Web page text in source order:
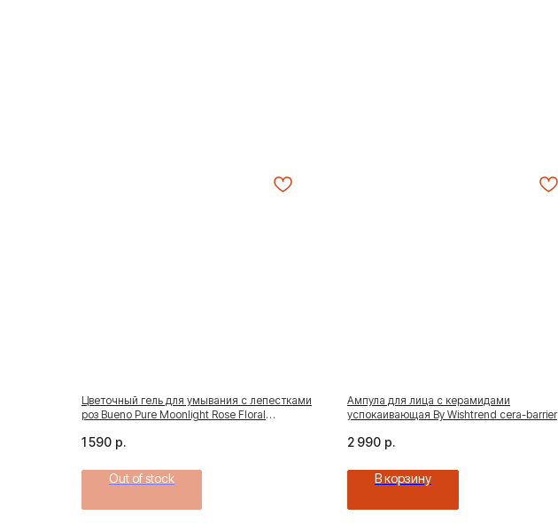
Цветочный гель для умывания с лепестками
роз Bueno Pure Moonlight Rose Floral
1 590 р.
Out of stock
Ампула для лица с керамидами
успокаивающая By Wishtrend cera-barrier
2 990 р.
В корзину